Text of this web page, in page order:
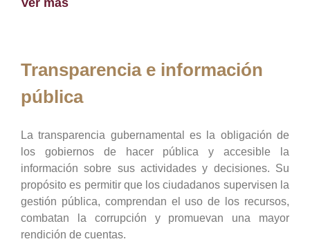
Ver más
Transparencia e información
pública
La transparencia gubernamental es la obligación de
los gobiernos de hacer pública y accesible la
información sobre sus actividades y decisiones. Su
propósito es permitir que los ciudadanos supervisen la
gestión pública, comprendan el uso de los recursos,
combatan la corrupción y promuevan una mayor
rendición de cuentas.